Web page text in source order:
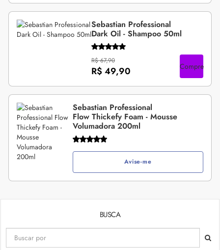
Sebastian Professional
Dark Oil - Shampoo 50ml
R$ 67,90
R$ 49,90 Compre
Sebastian Professional
Flow Thickefy Foam - Mousse
Volumadora 200ml
Avise-me
BUSCA